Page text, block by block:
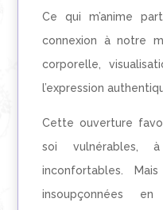
Ce qui m’anime
connexion à notre
corporelle,
l’expression
Cette ouverture
soi vulnérables,
inconfortables.
insoupçonnées